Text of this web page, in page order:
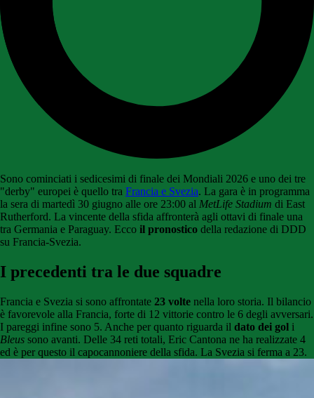
Sono cominciati i sedicesimi di finale dei Mondiali 2026 e uno dei tre
"derby" europei è quello tra Francia e Svezia. La gara è in programma
la sera di martedì 30 giugno alle ore 23:00 al MetLife Stadium di East
Rutherford. La vincente della sfida affronterà agli ottavi di finale una
tra Germania e Paraguay. Ecco il pronostico della redazione di DDD
su Francia-Svezia.
I precedenti tra le due squadre
Francia e Svezia si sono affrontate 23 volte nella loro storia. Il bilancio
è favorevole alla Francia, forte di 12 vittorie contro le 6 degli avversari.
I pareggi infine sono 5. Anche per quanto riguarda il dato dei gol i
Bleus sono avanti. Delle 34 reti totali, Eric Cantona ne ha realizzate 4
ed è per questo il capocannoniere della sfida. La Svezia si ferma a 23.